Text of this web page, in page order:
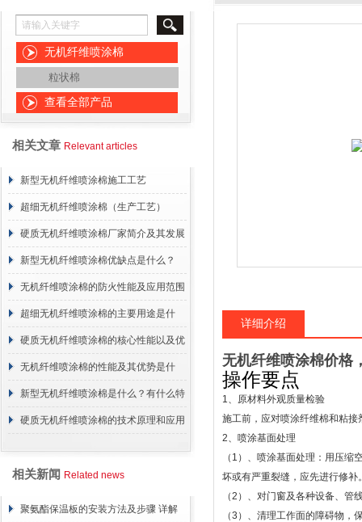
无机纤维喷涂棉
粒状棉
查看全部产品
相关文章 Relevant articles
新型无机纤维喷涂棉施工工艺
超细无机纤维喷涂棉（生产工艺）
硬质无机纤维喷涂棉厂家简介及其发展
概述
新型无机纤维喷涂棉优缺点是什么？
无机纤维喷涂棉的防火性能及应用范围
超细无机纤维喷涂棉的主要用途是什
么？
硬质无机纤维喷涂棉的核心性能以及优
点介绍
无机纤维喷涂棉的性能及其优势是什
么？
新型无机纤维喷涂棉是什么？有什么特
点？
硬质无机纤维喷涂棉的技术原理和应用
相关新闻 Related news
聚氨酯保温板的安装方法及步骤 详解
详细介绍
无机纤维喷涂棉价格
操作要点
1、原材料外观质量检验
施工前，应对喷涂纤维棉和粘
2、喷涂基面处理
（ 1 ）、喷涂基面处理：用压缩
坏或有严重裂缝，应先进行修补
（2 ）、对门窗及各种设备、管
（3 ）、清理工作面的障碍物，